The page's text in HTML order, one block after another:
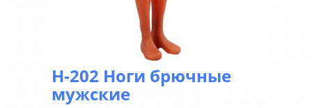
Н-202 Ноги брючные
мужские